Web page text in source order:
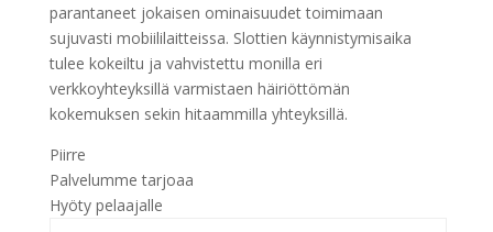
parantaneet jokaisen ominaisuudet toimimaan
sujuvasti mobiililaitteissa. Slottien käynnistymisaika
tulee kokeiltu ja vahvistettu monilla eri
verkkoyhteyksillä varmistaen häiriöttömän
kokemuksen sekin hitaammilla yhteyksillä.
Piirre
Palvelumme tarjoaa
Hyöty pelaajalle